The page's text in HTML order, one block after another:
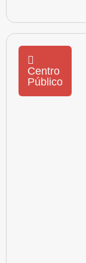
Centro
Público